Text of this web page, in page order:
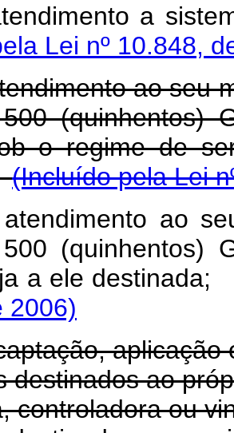
a
Lei nº 10.848,
ao seu
(quinhentos)
o regime de
(Incluído pela Lei
ao
(quinhentos)
a ele
2006)
destinados ao
controladora ou